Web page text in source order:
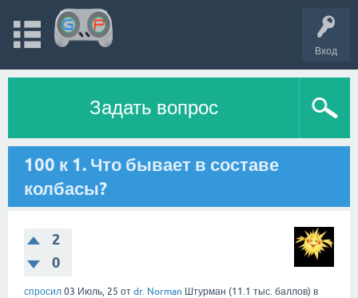
Вход
Задать вопрос
100 к 1. Что бывает в составе
колбасы?
2
0
спросил 03 Июль, 25 от dr. Norman Штурман (11.1 тыс. баллов) в